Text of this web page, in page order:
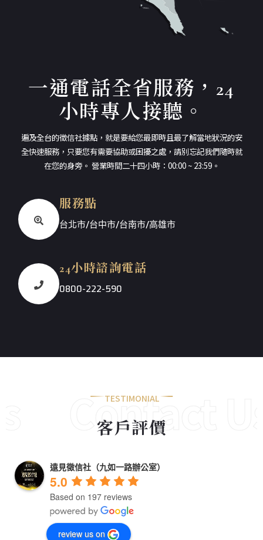
一通電話全省服務，24
小時專人接聽。
遍及全台的徵信社據點，就是要給您最即時且最了解當地狀況的安
全快速服務，只要您有需要協助或困擾之處，請別忘記我們隨時就
在您的身旁。 營業時間二十四小時：00:00 ~ 23:59。
服務點
台北市/台中市/台南市/高雄市
24小時諮詢電話
0800-222-590
Contact Us
Now
TESTIMONIAL
客戶評價
遠見徵信社（九如一路辦公室）
5.0
Based on 197 reviews
review us on